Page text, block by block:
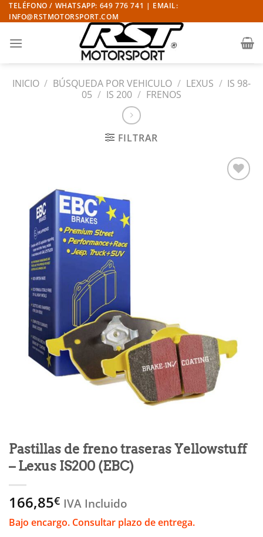
Saltar
al
TELÉFONO / WHATSAPP: 649 776 741 | EMAIL:
INFO@RSTMOTORSPORT.COM
INICIO / BÚSQUEDA POR VEHICULO / LEXUS / IS 98-
05 / IS 200 / FRENOS
FILTRAR
Pastillas de freno traseras Yellowstuff
– Lexus IS200 (EBC)
166,85€ IVA Incluido
Bajo encargo. Consultar plazo de entrega.